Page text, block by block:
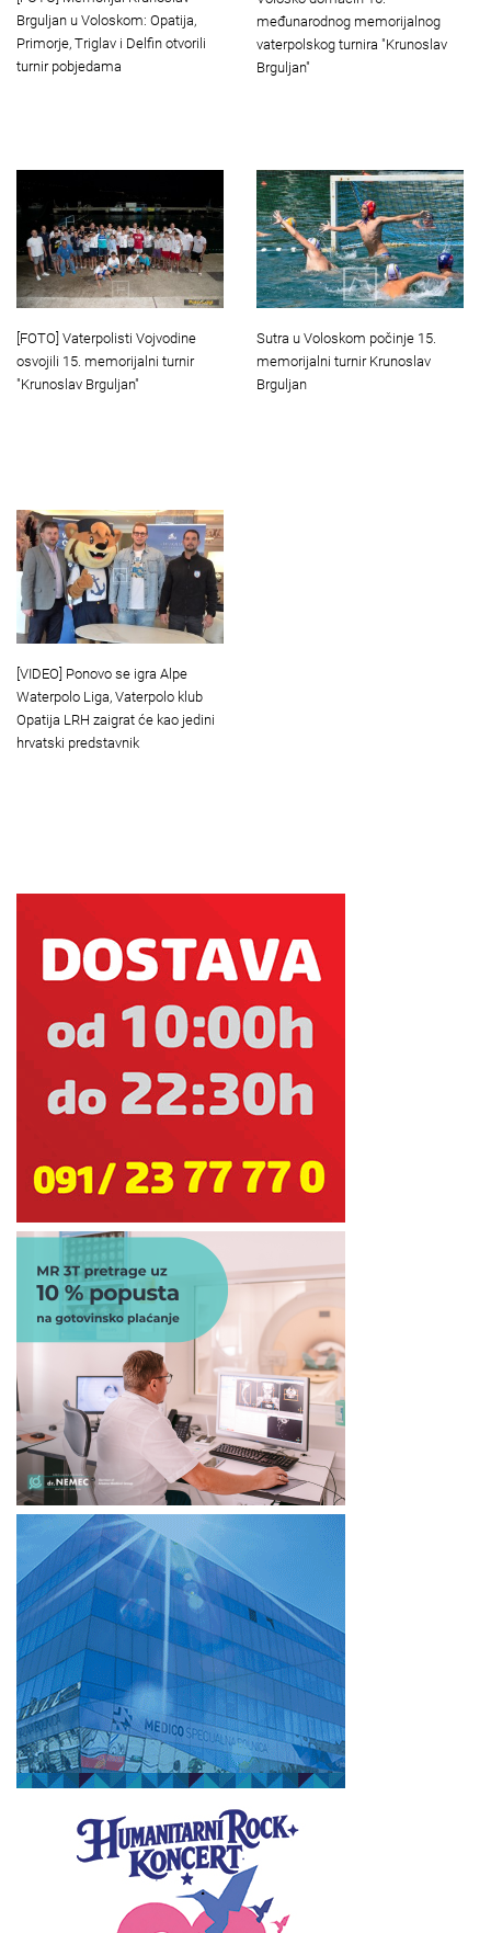
Brguljan u Voloskom: Opatija,
Primorje, Triglav i Delfin otvorili
turnir pobjedama
međunarodnog memorijalnog
vaterpolskog turnira "Krunoslav
Brguljan"
[FOTO] Vaterpolisti Vojvodine
osvojili 15. memorijalni turnir
"Krunoslav Brguljan"
Sutra u Voloskom počinje 15.
memorijalni turnir Krunoslav
Brguljan
[VIDEO] Ponovo se igra Alpe
Waterpolo Liga, Vaterpolo klub
Opatija LRH zaigrat će kao jedini
hrvatski predstavnik